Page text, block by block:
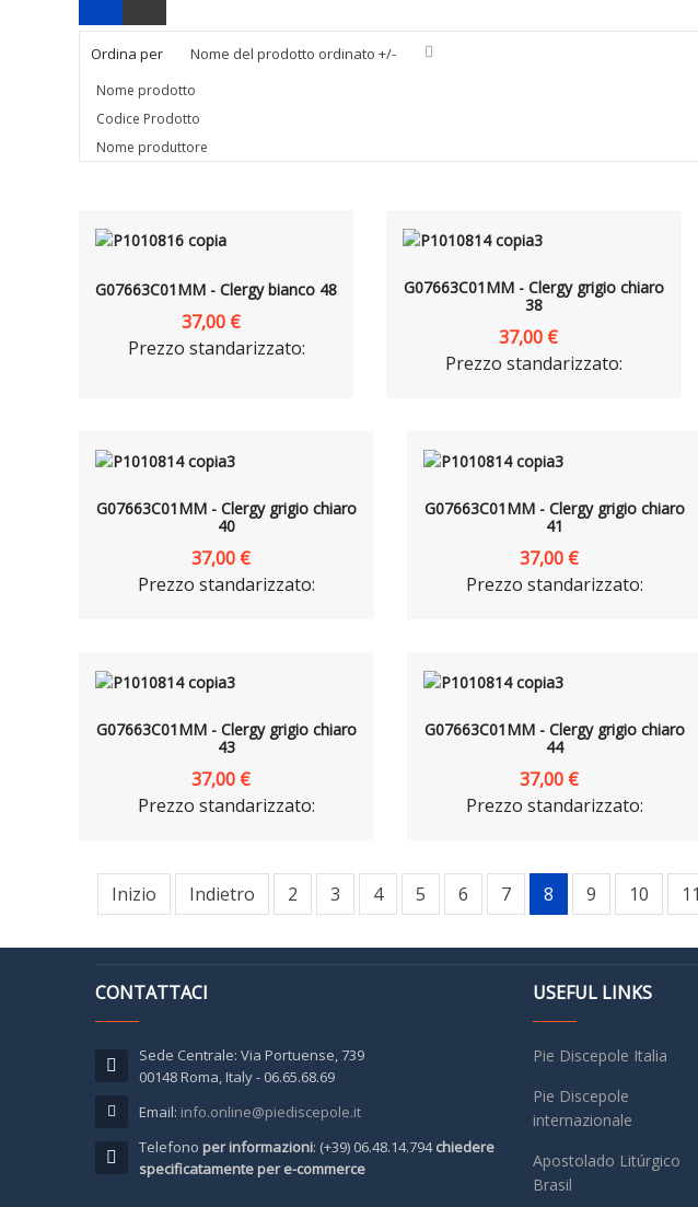
Ordina per Nome del prodotto ordinato +/-
Nome prodotto
Codice Prodotto
Nome produttore
G07663C01MM - Clergy bianco 48
37,00 €
Prezzo standarizzato:
G07663C01MM - Clergy grigio chiaro
38
37,00 €
Prezzo standarizzato:
G07663C01MM - Clergy grigio chiaro
40
37,00 €
Prezzo standarizzato:
G07663C01MM - Clergy grigio chiaro
41
37,00 €
Prezzo standarizzato:
G07663C01MM - Clergy grigio chiaro
43
37,00 €
Prezzo standarizzato:
G07663C01MM - Clergy grigio chiaro
44
37,00 €
Prezzo standarizzato:
Inizio Indietro 2 3 4 5 6 7 8 9 10 11
CONTATTACI
Sede Centrale: Via Portuense, 739
00148 Roma, Italy - 06.65.68.69
Email: info.online@piediscepole.it
Telefono per informazioni: (+39) 06.48.14.794chiedere
specificatamente per e-commerce
USEFUL LINKS
Pie Discepole Italia
Pie Discepole
internazionale
Apostolado Litúrgico
Brasil